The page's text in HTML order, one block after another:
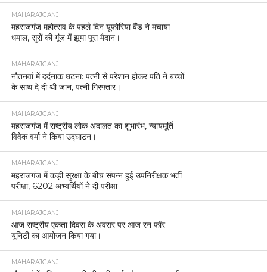
MAHARAJGANJ
महराजगंज महोत्सव के पहले दिन यूफोरिया बैंड ने मचाया
धमाल, सुरों की गूंज में झूमा पूरा मैदान।
MAHARAJGANJ
नौतनवां में दर्दनाक घटना: पत्नी से परेशान होकर पति ने बच्चों
के साथ दे दी थी जान, पत्नी गिरफ्तार।
MAHARAJGANJ
महराजगंज में राष्ट्रीय लोक अदालत का शुभारंभ, न्यायमूर्ति
विवेक वर्मा ने किया उद्घाटन।
MAHARAJGANJ
महराजगंज में कड़ी सुरक्षा के बीच संपन्न हुई उपनिरीक्षक भर्ती
परीक्षा, 6202 अभ्यर्थियों ने दी परीक्षा
MAHARAJGANJ
आज राष्ट्रीय एकता दिवस के अवसर पर आज रन फॉर
यूनिटी का आयोजन किया गया।
MAHARAJGANJ